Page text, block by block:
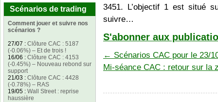
Scénarios de trading
Comment jouer et suivre nos
scénarios ?
27/07 : Clôture CAC : 5187
(-0.06%) – Et de trois !
16/06 : Clôture CAC : 4153
(-0.45%) – Nouveau rebond sur
support
21/03 : Clôture CAC : 4428
(-0.78%) – RAS
19/05 : Wall Street : reprise
haussière
3451. L’objectif 1 est situé
suivre…
S'abonner aux
← Scénarios CAC pour le 23/
Mi-séance CAC : retour sur la